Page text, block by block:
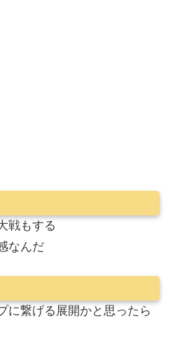
戦もする
なんだ
に繋げる展開かと思ったら